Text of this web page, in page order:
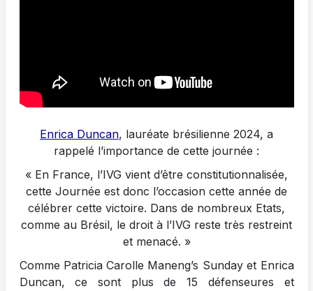
Enrica Duncan, lauréate brésilienne 2024, a
rappelé l’importance de cette journée :
« En France, l’IVG vient d’être constitutionnalisée,
cette Journée est donc l’occasion cette année de
célébrer cette victoire. Dans de nombreux Etats,
comme au Brésil, le droit à l’IVG reste très restreint
et menacé. »
Comme Patricia Carolle Maneng’s Sunday et Enrica
Duncan, ce sont plus de 15 défenseures et